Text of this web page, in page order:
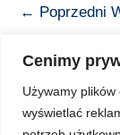
Cenimy
Używamy
wyświetlać
← Poprzedni